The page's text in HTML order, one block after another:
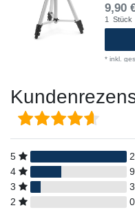
9,90
1 Stück
* inkl.
5
4
9
3
3
2
0